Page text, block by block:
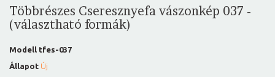
Többrészes Cseresznyefa vászonkép 037 -
(választható formák)
Modell tfes-037
Állapot Új